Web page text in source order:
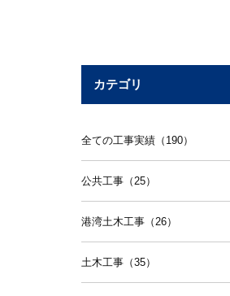
カテゴリ
全ての工事実績（190）
公共工事（25）
港湾土木工事（26）
土木工事（35）